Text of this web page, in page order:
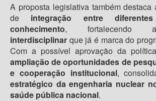
A proposta legislativa também destaca
de integração entre
conhecimento,
interdisciplinar que já é marca do
Com a possível aprovação da
ampliação de oportunidades de
e cooperação institucional,
estratégico da engenharia nuclear
saúde pública nacional.